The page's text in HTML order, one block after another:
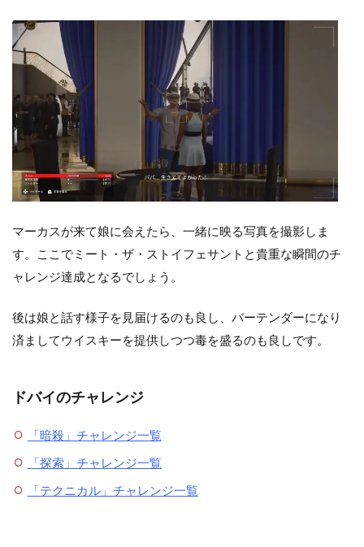
マーカスが来て娘に会えたら、一緒に映る写真を撮影しま
す。ここでミート・ザ・ストイフェサントと貴重な瞬間のチ
ャレンジ達成となるでしょう。
後は娘と話す様子を見届けるのも良し、バーテンダーになり
済ましてウイスキーを提供しつつ毒を盛るのも良しです。
ドバイのチャレンジ
「暗殺」チャレンジ一覧
「探索」チャレンジ一覧
「テクニカル」チャレンジ一覧